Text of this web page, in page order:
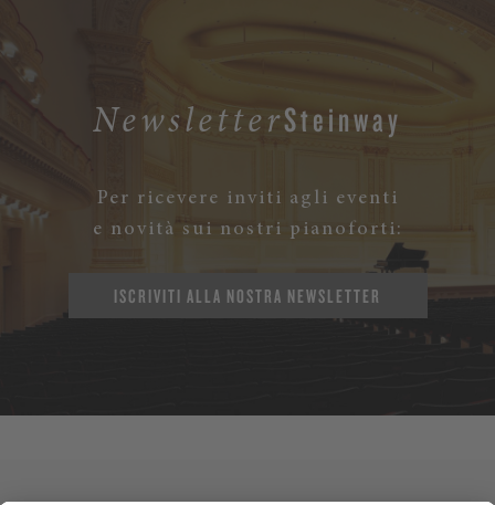
NewsletterSteinway
Per ricevere inviti agli eventi
e novità sui nostri pianoforti:
ISCRIVITI ALLA NOSTRA NEWSLETTER